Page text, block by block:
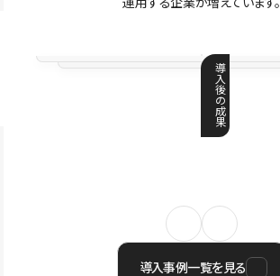
導
入
後
の
成
果
導入事例一覧を見る